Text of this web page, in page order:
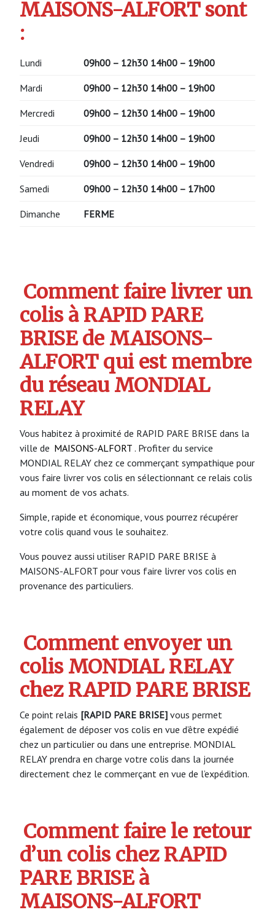
MAISONS-ALFORT sont
:
Lundi 09h00 – 12h30 14h00 – 19h00
Mardi 09h00 – 12h30 14h00 – 19h00
Mercredi 09h00 – 12h30 14h00 – 19h00
Jeudi 09h00 – 12h30 14h00 – 19h00
Vendredi 09h00 – 12h30 14h00 – 19h00
Samedi 09h00 – 12h30 14h00 – 17h00
Dimanche FERME
Comment faire livrer un
colis à RAPID PARE
BRISE de MAISONS-
ALFORT qui est membre
du réseau MONDIAL
RELAY
Vous habitez à proximité de RAPID PARE BRISE dans la
ville de MAISONS-ALFORT . Profiter du service
MONDIAL RELAY chez ce commerçant sympathique pour
vous faire livrer vos colis en sélectionnant ce relais colis
au moment de vos achats.
Simple, rapide et économique, vous pourrez récupérer
votre colis quand vous le souhaitez.
Vous pouvez aussi utiliser RAPID PARE BRISE à
MAISONS-ALFORT pour vous faire livrer vos colis en
provenance des particuliers.
Comment envoyer un
colis MONDIAL RELAY
chez RAPID PARE BRISE
Ce point relais [RAPID PARE BRISE] vous permet
également de déposer vos colis en vue d’être expédié
chez un particulier ou dans une entreprise. MONDIAL
RELAY prendra en charge votre colis dans la journée
directement chez le commerçant en vue de l’expédition.
Comment faire le retour
d’un colis chez RAPID
PARE BRISE à
MAISONS-ALFORT